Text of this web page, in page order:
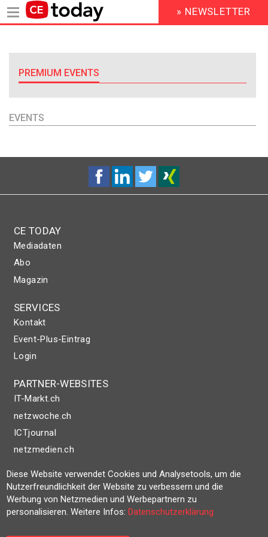
zum
Inhalt
HEADER
MENU
» NEWSLETTER
PREMIUM EVENTS
EVENTS
CE TODAY
Mediadaten
Abo
Magazin
SERVICES
Kontakt
Event-Plus-Eintrag
Login
PARTNER-WEBSITES
IT-Markt.ch
netzwoche.ch
ICTjournal
netzmedien.ch
© NETZMEDIEN AG 2026
Impressum
AGB
Diese Website verwendet Cookies und Analysetools, um die
Nutzerfreundlichkeit der Website zu verbessern und die
Werbung von Netzmedien und Werbepartnern zu
personalisieren. Weitere Infos:Datenschutzerklärung